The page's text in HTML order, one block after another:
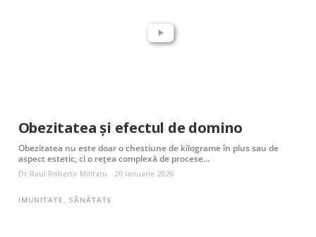
Obezitatea și efectul de domino
Obezitatea nu este doar o chestiune de kilograme în plus sau de
aspect estetic, ci o rețea complexă de procese…
Dr. Raul Roberto Militaru 20 ianuarie 2026
IMUNITATE SĂNĂTATE